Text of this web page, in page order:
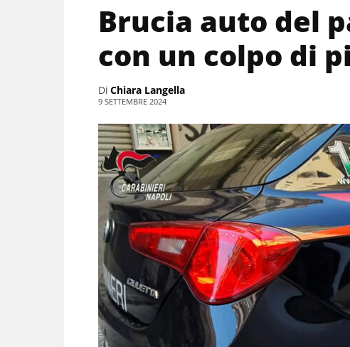
Brucia auto del
con un colpo di
Di Chiara Langella
9 SETTEMBRE 2024